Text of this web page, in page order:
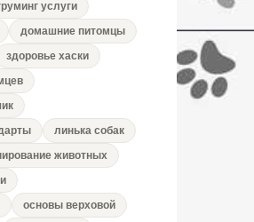
услуги
домашние питомцы
здоровье хаски
линька собак
животных
основы верховой